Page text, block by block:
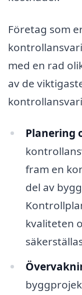
Företag som
med en rad
av de
Planering
fram en
del av
kvaliteten